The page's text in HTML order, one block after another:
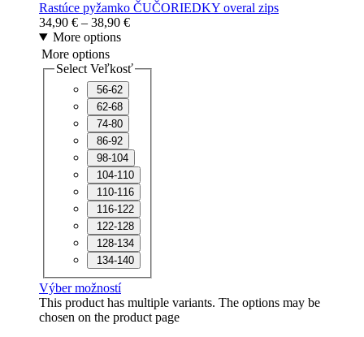
Rastúce pyžamko ČUČORIEDKY overal zips
34,90 € – 38,90 €
More options
More options
Select Veľkosť
56-62
62-68
74-80
86-92
98-104
104-110
110-116
116-122
122-128
128-134
134-140
Výber možností
This product has multiple variants. The options may be
chosen on the product page